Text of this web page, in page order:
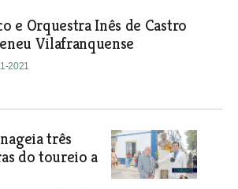
e Orquestra Inês de Castro
Vilafranquense
2021
três
do toureio a